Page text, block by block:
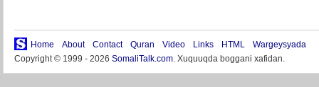
Home About Contact Quran Video Links HTML
Wargeysyada
Copyright © 1999 - 2026 SomaliTalk.com. Xuquuqda boggani xafidan.